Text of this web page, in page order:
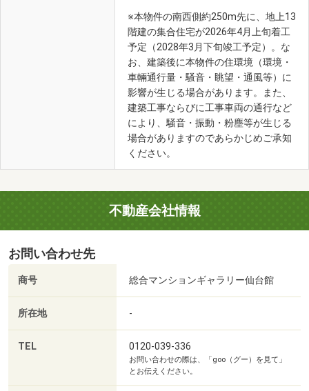
※本物件の南西側約250m先に、地上13
階建の集合住宅が2026年4月上旬着工
予定（2028年3月下旬竣工予定）。な
お、建築後に本物件の住環境（環境・
車輛通行量・騒音・眺望・通風等）に
影響が生じる場合があります。また、
建築工事ならびに工事車両の通行など
により、騒音・振動・粉塵等が生じる
場合がありますのであらかじめご承知
ください。
不動産会社情報
お問い合わせ先
商号 総合マンションギャラリー仙台館
所在地 -
TEL 0120-039-336
お問い合わせの際は、「goo（グー）を見て」
とお伝えください。